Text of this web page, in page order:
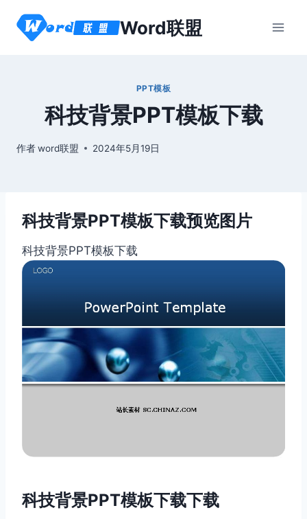
Word联盟
PPT模板
科技背景PPT模板下载
作者word联盟 2024年5月19日
科技背景PPT模板下载预览图片
科技背景PPT模板下载
科技背景PPT模板下载下载